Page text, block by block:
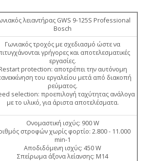
λειαντήρας GWS 9-125S Professional
Bosch
Γωνιακός τροχός με σχεδιασμό ώστε να
γρήγορες και αποτελεσματικές
εργασίες.
protection: αποτρέπει την αυτόνομη
του εργαλείου μετά από διακοπή
ρεύματος.
selection: προεπιλογή ταχύτητας ανάλογα
με το υλικό, για άριστα αποτελέσματα.
Ονομαστική ισχύς: 900 W
στροφών χωρίς φορτίο: 2.800 - 11.000
min-1
Αποδιδόμενη ισχύς: 450 W
Σπείρωμα άξονα λείανσης: M14